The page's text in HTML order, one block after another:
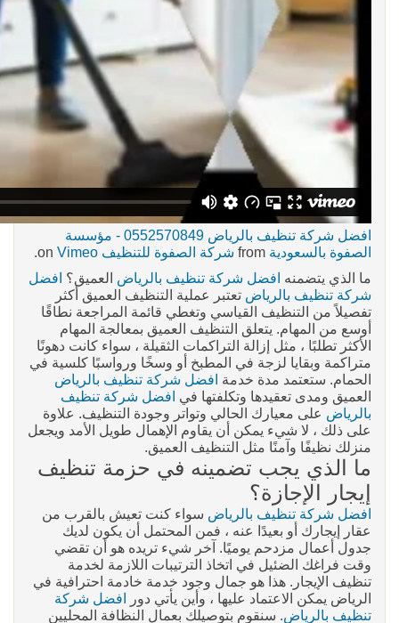
افضل شركة تنظيف بالرياض 0552570849 - مؤسسة
الصفوة بالسعودية
شركة الصفوة للتنظيف Vimeo
.
ما الذي يتضمنه افضل شركة تنظيف بالرياض العميق؟ افضل
شركة تنظيف بالرياض تعتبر عملية التنظيف العميق أكثر
تفصيلاً من التنظيف القياسي وتغطي قائمة المراجعة نطاقًا
أوسع من المهام. يتعلق التنظيف العميق بمعالجة المهام
الأكثر تطلبًا ، مثل إزالة التراكمات الثقيلة ، سواء كانت دهونًا
متراكمة وبقايا لزجة في المطبخ أو وسخًا ورواسبًا كلسية في
الحمام. ستعتمد مدة خدمة افضل شركة تنظيف بالرياض
العميق ومدى تعقيدها وتكلفتها في افضل شركة تنظيف
بالرياض على معيارك الحالي وتواتر وجودة التنظيف. علاوة
على ذلك ، لا شيء يمكن أن يقاوم الإهمال طويل الأمد ويجعل
منزلك نظيفًا وآمنًا مثل التنظيف العميق.
ما الذي يجب تضمينه في حزمة تنظيف
إيجار الإجازة؟
افضل شركة تنظيف بالرياض سواء كنت تعيش بالقرب من
عقار إيجارك أو بعيدًا عنه ، فمن المحتمل أن يكون لديك
جدول أعمال مزدحم يوميًا. آخر شيء تريده هو أن تقضي
وقت فراغك الضئيل في اتخاذ الترتيبات اللازمة لخدمة
تنظيف الإيجار. هذا هو جمال وجود خدمة خادمة احترافية في
الرياض يمكن الاعتماد عليها ، وأين يأتي دور
افضل شركة
تنظيف بالرياض. سنقوم بتوصيلك بعمال النظافة المحليين